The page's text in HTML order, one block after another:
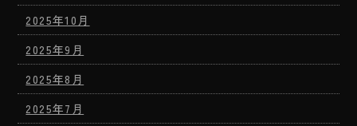
2025年10月
2025年9月
2025年8月
2025年7月